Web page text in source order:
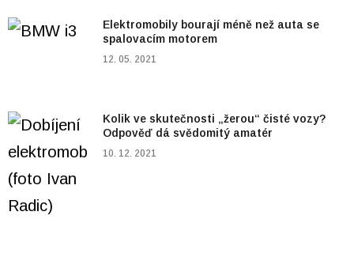
Elektromobily bourají méně než auta se
spalovacím motorem
12. 05. 2021
Kolik ve skutečnosti „žerou“ čisté vozy?
Odpověď dá svědomitý amatér
10. 12. 2021